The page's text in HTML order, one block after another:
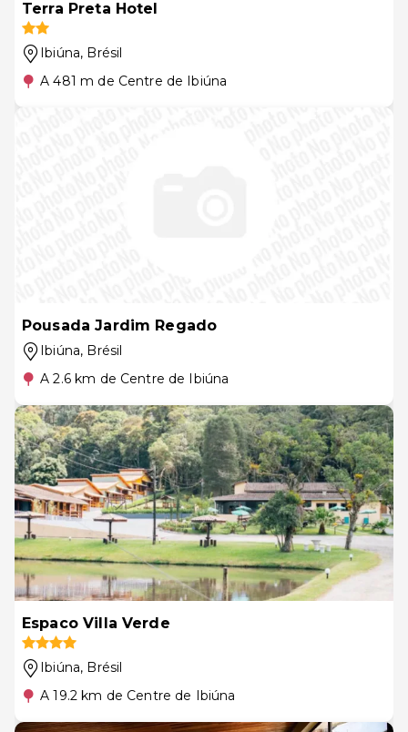
Terra Preta Hotel
Ibiúna, Brésil
A 481 m de Centre de Ibiúna
Pousada Jardim Regado
Ibiúna, Brésil
A 2.6 km de Centre de Ibiúna
Espaco Villa Verde
Ibiúna, Brésil
A 19.2 km de Centre de Ibiúna